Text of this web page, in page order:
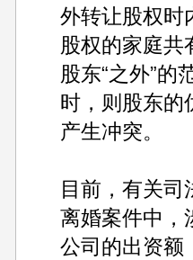
外转让股权时
股权的家庭共
股东“之外”的
时，则股东的
产生冲突。
目前，有关司
离婚案件中，
公司的出资额